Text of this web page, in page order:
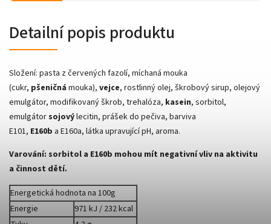
Detailní popis produktu
Složení: pasta z červených fazolí, míchaná mouka
(cukr, pšeničná mouka), vejce, rostlinný olej, škrobový sirup, olejový
emulgátor, modifikovaný škrob, trehalóza, kasein, sorbitol,
emulgátorsojovýlecitin, prášek do pečiva, barviva
E101, E160b a E160a, látka upravující pH, aroma.
Varování: sorbitol a E160b mohou mít negativní vliv na aktivitu
a činnost dětí.
Energetická hodnota na 100g
Energie
971 kJ / 232 kcal